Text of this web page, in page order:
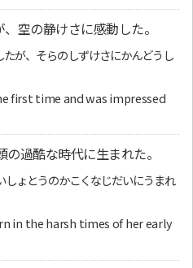
空の静けさに感動した。
が、そらのしずけさにかんどうし
first time and was impressed
過酷な時代に生まれた。
しょとうのかこくなじだいにうまれ
in the harsh times of her early